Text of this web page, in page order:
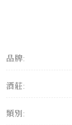
品牌:
酒莊:
類別: